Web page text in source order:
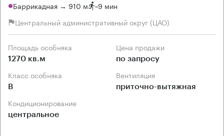
Баррикадная → 910 м ~9 мин
Центральный административный округ (ЦАО)
Площадь особняка
1270 кв.м
Цена продажи
по запросу
Класс особняка
B
Вентиляция
приточно-вытяжная
Кондиционирование
центральное